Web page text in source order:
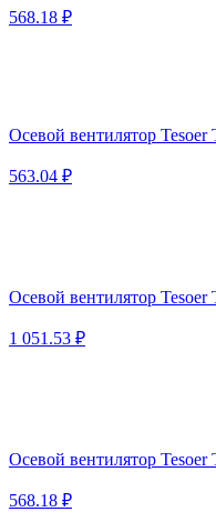
568.18 ₽
Осевой вентилятор
563.04 ₽
Осевой вентилятор
1 051.53 ₽
Осевой вентилятор
568.18 ₽